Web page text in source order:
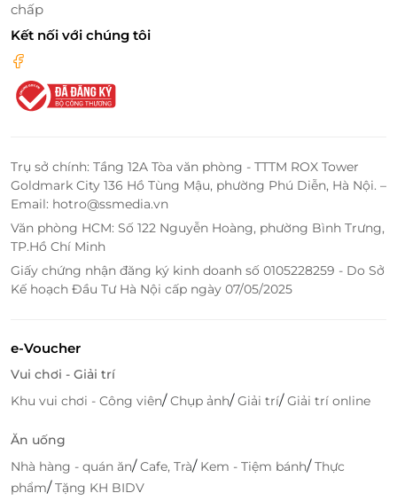
Trong gần 20 năm phát triển, Olympia đã không
trang thiết bị Gym hiện đại và các huấn luyện viên có
luyện, nâng cao sức khỏe. Thương hiệu Olympia đã
được khẳng định bằng chính niềm tin của các khách
chấp
Kết nối với chúng tôi
Trụ sở chính: Tầng 12A Tòa văn phòng - TTTM ROX Tower
Goldmark City 136 Hồ Tùng Mậu, phường Phú Diễn, Hà Nội. –
Email: hotro@ssmedia.vn
Văn phòng HCM: Số 122 Nguyễn Hoàng, phường Bình Trưng,
TP.Hồ Chí Minh
Giấy chứng nhận đăng ký kinh doanh số 0105228259 - Do Sở
Kế hoạch Đầu Tư Hà Nội cấp ngày 07/05/2025
e-Voucher
Vui chơi - Giải trí
Khu vui chơi - Công viên/Chụp ảnh/Giải trí/Giải trí online
Ăn uống
Nhà hàng - quán ăn/Cafe, Trà/ Kem - Tiệm bánh/Thực
phẩm/Tặng KH BIDV